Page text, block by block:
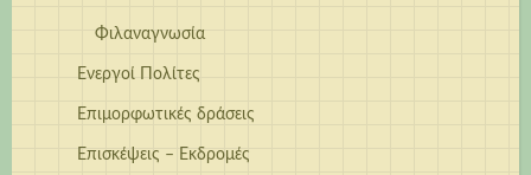
Φιλαναγνωσία
Ενεργοί Πολίτες
Επιμορφωτικές δράσεις
Επισκέψεις – Εκδρομές